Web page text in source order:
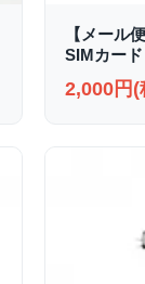
【メール
SIMカー
2,000円(